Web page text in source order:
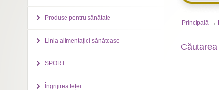
Principală →
Produse pentru sănătate
Linia alimentației sănătoase
SPORT
Îngrijirea feței